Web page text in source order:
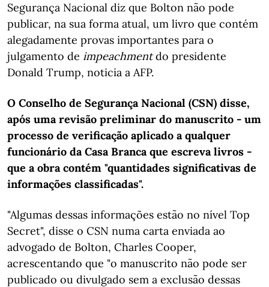
Segurança Nacional diz que Bolton não pode
publicar, na sua forma atual, um livro que contém
alegadamente provas importantes para o
julgamento de impeachmentdo presidente
Donald Trump, noticia a AFP.
O Conselho de Segurança Nacional (CSN) disse,
após uma revisão preliminar do manuscrito - um
processo de verificação aplicado a qualquer
funcionário da Casa Branca que escreva livros -
que a obra contém "quantidades significativas de
informações classificadas".
"Algumas dessas informações estão no nível Top
Secret", disse o CSN numa carta enviada ao
advogado de Bolton, Charles Cooper,
acrescentando que "o manuscrito não pode ser
publicado ou divulgado sem a exclusão dessas